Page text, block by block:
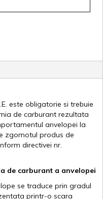
este obligatorie si trebuie
de carburant rezultata
anvelopei la
zgomotul produs de
directivei nr.
de carburant a anvelopei
se traduce prin gradul
printr-o scara